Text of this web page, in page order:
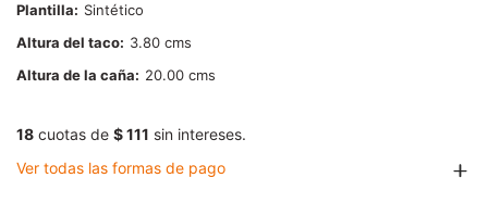
Plantilla
Sintético
Altura del taco
3.80
Altura de la caña
20.00
18 cuotas de $ 111 sin intereses.
Ver todas las formas de pago